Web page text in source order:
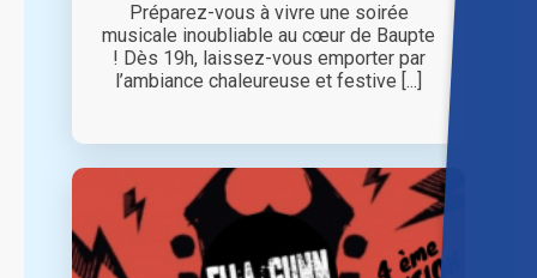
Préparez-vous à vivre une soirée
musicale inoubliable au cœur de Baupte
! Dès 19h, laissez-vous emporter par
l’ambiance chaleureuse et festive [...]